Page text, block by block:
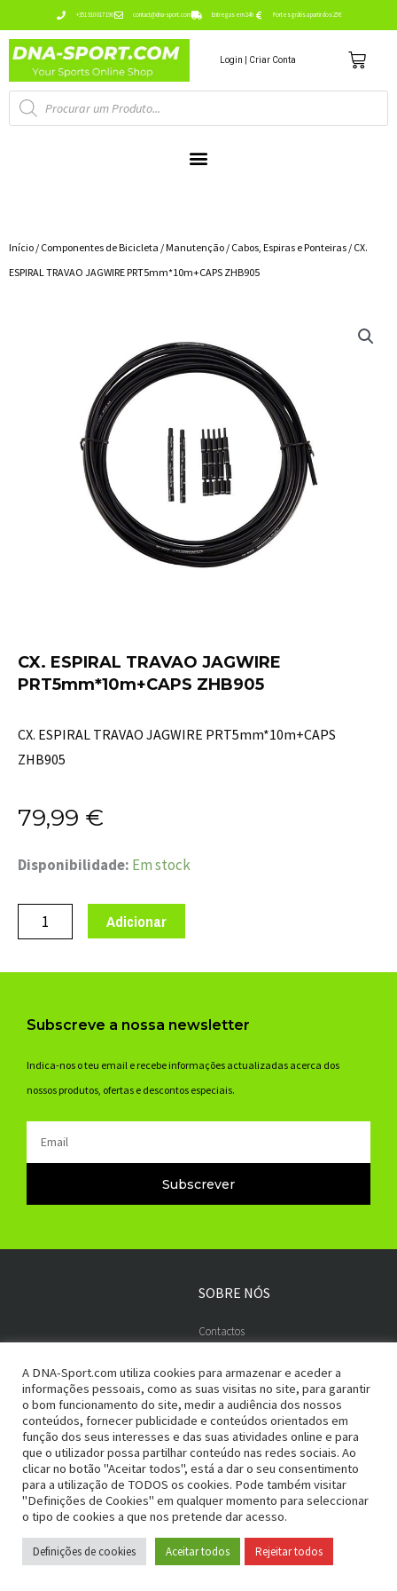
para
conteúdo
+351 910 017 190 contact@dna-sport.com Entregas em 24h Portes grátis a partir dos 25€
Login | Criar Conta
Pesquisa
de
produtos
Início / Componentes de Bicicleta / Manutenção / Cabos, Espiras e Ponteiras / CX.
ESPIRAL TRAVAO JAGWIRE PRT5mm*10m+CAPS ZHB905
CX. ESPIRAL TRAVAO JAGWIRE
PRT5mm*10m+CAPS ZHB905
CX. ESPIRAL TRAVAO JAGWIRE PRT5mm*10m+CAPS
ZHB905
79,99 €
Disponibilidade: Em stock
Quantidade
ESPIRAL
Adicionar
Subscreve a nossa newsletter
Indica-nos o teu email e recebe informações actualizadas acerca dos
nossos produtos, ofertas e descontos especiais.
Subscrever
SOBRE NÓS
Contactos
ADESÃO SEGURA
Termos e Condições
Política de Privacidade
RGPD
Livro de Reclamações
PAGAMENTOS
Entregas e Devoluções
Métodos de Pagamento
A DNA-Sport.com utiliza cookies para armazenar e aceder a
informações pessoais, como as suas visitas no site, para garantir
o bom funcionamento do site, medir a audiência dos nossos
conteúdos, fornecer publicidade e conteúdos orientados em
função dos seus interesses e das suas atividades online e para
que o utilizador possa partilhar conteúdo nas redes sociais. Ao
clicar no botão "Aceitar todos", está a dar o seu consentimento
para a utilização de TODOS os cookies. Pode também visitar
"Definições de Cookies" em qualquer momento para seleccionar
o tipo de cookies a que nos pretende dar acesso.
Definições de cookies Aceitar todos Rejeitar todos